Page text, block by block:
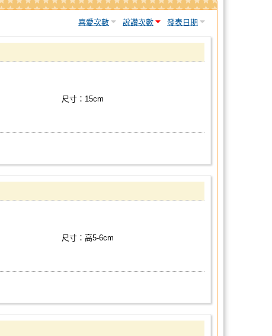
喜愛次數 說讚次數 發表日期
尺寸：15cm
尺寸：高5-6cm